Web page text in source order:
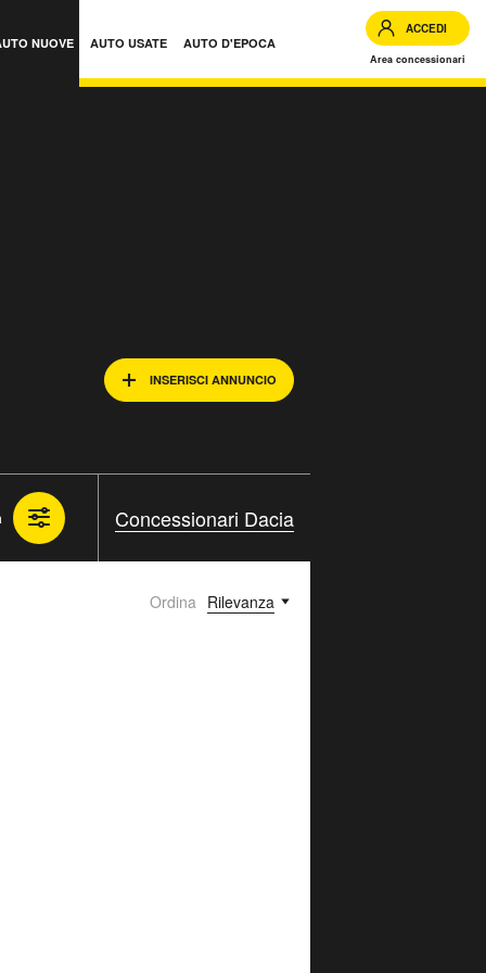
NUOVE AUTO USATE AUTO D'EPOCA
ACCEDI
Area concessionari
INSERISCI ANNUNCIO
Concessionari Dacia
Ordina Rilevanza